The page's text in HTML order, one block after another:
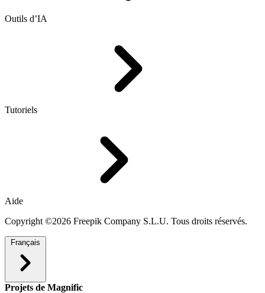
Outils d’IA
Tutoriels
Aide
Copyright ©2026 Freepik Company S.L.U. Tous droits réservés.
Français
Projets de Magnific